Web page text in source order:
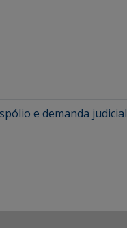
e demanda judicial